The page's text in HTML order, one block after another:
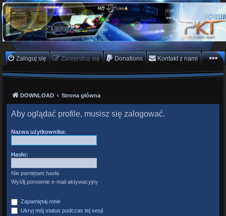
PKTeam - Polish Koders
Team
Hyperion, Enigma, E2, PKT, listy kanałów, oscam
Zaloguj się Zarejestruj się Donations Kontakt z nami
DOWNLOAD Strona główna
Aby oglądać profile, musisz się zalogować.
Nazwa użytkownika:
Hasło:
Nie pamiętam hasła
Wyślij ponownie e-mail aktywacyjny
Zapamiętaj mnie
Ukryj mój status podczas tej sesji